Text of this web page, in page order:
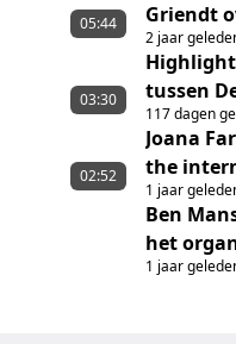
Griendt
en
2 jaar
05:44
tussen
117 dagen
03:30
Joana
the
the
1 jaar
02:52
Ben
het
Dalto/
1 jaar